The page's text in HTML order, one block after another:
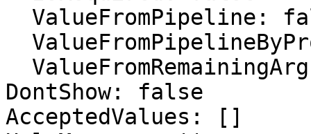
DontShow: false
AcceptedValues: []